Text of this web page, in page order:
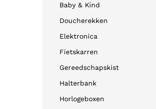
Baby & Kind
Doucherekken
Elektronica
Fietskarren
Gereedschapskist
Halterbank
Horlogeboxen